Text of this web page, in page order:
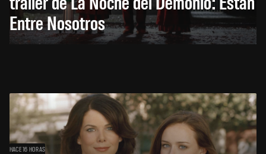
Entre Nosotros
HACE 16 HORAS